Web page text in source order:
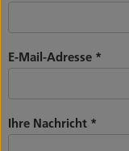
E-Mail-Adresse *
Ihre Nachricht *